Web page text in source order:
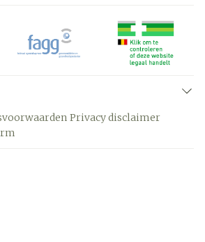
Privacy disclaimer